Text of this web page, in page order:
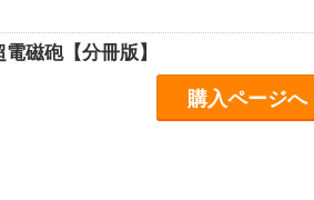
磁砲【分冊版】
購入ページへ